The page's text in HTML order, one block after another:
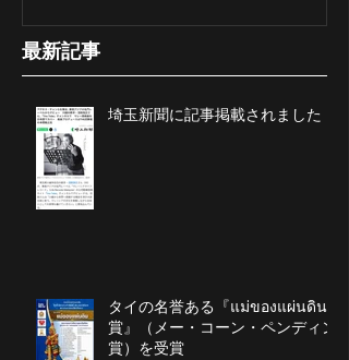
最新記事
埼玉新聞に記事掲載されました
タイの名誉ある『แม่ของแผ่นดิน
賞』（メー・コーン・ペンディン
賞）を受賞